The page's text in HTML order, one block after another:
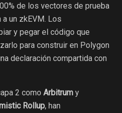
de los vectores de prueba
un zkEVM. Los
y pegar el código que
para construir en Polygon
declaración compartida con
2 como Arbitrum y
Rollup, han